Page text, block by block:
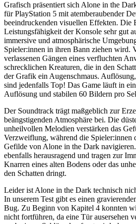
Grafisch präsentiert sich Alone in the
für PlayStation 5 mit atemberaubender
beeindruckenden visuellen Effekten. Die
Leistungsfähigkeit der Konsole sehr gut
immersive und atmosphärische
Spieler:innen in ihren Bann ziehen wird.
verlassenen Gängen eines verfluchten
schrecklichen Kreaturen, die in den
der Grafik ein Augenschmaus.
sind jedenfalls Top! Das Game läuft in
Auflösung und stabilen 60 Bildern pro
Der Soundtrack trägt maßgeblich zur
beängstigenden Atmosphäre bei. Die
unheilvollen Melodien verstärken das
Verzweiflung, während die Spieler:innen
Gefilde von Alone in the Dark
ebenfalls herausragend und tragen zur
Knarren eines alten Bodens oder das
den Schatten dringt.
Leider ist Alone in the Dark technisch
In unserem Test gibt es einen
Bug. Zu Beginn von Kapitel 4 konnten
nicht fortführen, da eine Tür ausersehen